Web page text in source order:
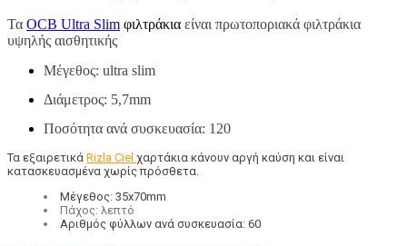
Τα OCB Ultra Slim φιλτράκια είναι πρωτοποριακά φιλτράκια
υψηλής αισθητικής
Μέγεθος: ultra slim
Διάμετρος: 5,7mm
Ποσότητα ανά συσκευασία: 120
Τα εξαιρετικά Rizla Ciel χαρτάκια κάνουν αργή καύση και είναι
κατασκευασμένα χωρίς πρόσθετα.
Μέγεθος: 35x70mm
Πάχος: λεπτό
Αριθμός φύλλων ανά συσκευασία: 60